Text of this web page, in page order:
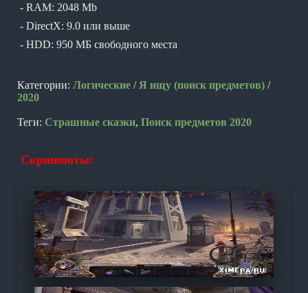
- RAM: 2048 Mb
- DirectX: 9.0 или выше
- HDD: 950 МБ свободного места
Категории: Логические / Я ищу (поиск предметов) /
2020
Теги: Страшные сказки, Поиск предметов 2020
Скриншоты: